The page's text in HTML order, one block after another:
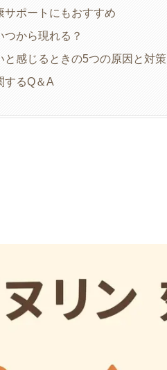
サポートにもおすすめ
つから現れる？
と感じるときの5つの原因と対策
するQ＆A